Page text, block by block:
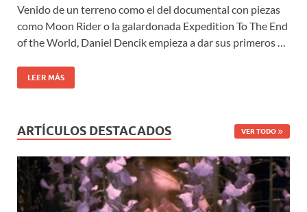
Venido de un terreno como el del documental con piezas
como Moon Rider o la galardonada Expedition To The End
of the World, Daniel Dencik empieza a dar sus primeros …
LEER MÁS
ARTÍCULOS DESTACADOS VER TODO